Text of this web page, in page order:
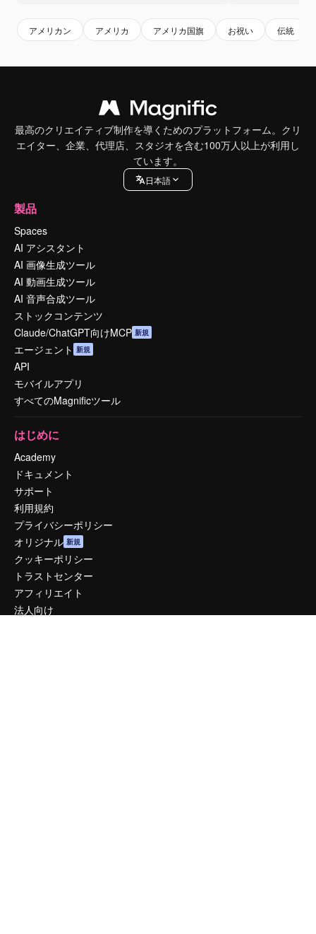
アメリカン アメリカ アメリカ国旗 お祝い 伝統
最高のクリエイティブ制作を導くためのプラットフォーム。クリ
エイター、企業、代理店、スタジオを含む100万人以上が利用し
ています。
日本語
製品
Spaces
AI アシスタント
AI 画像生成ツール
AI 動画生成ツール
AI 音声合成ツール
ストックコンテンツ
Claude/ChatGPT向けMCP 新規
エージェント 新規
API
モバイルアプリ
すべてのMagnificツール
はじめに
Academy
ドキュメント
サポート
利用規約
プライバシーポリシー
オリジナル 新規
クッキーポリシー
トラストセンター
アフィリエイト
法人向け